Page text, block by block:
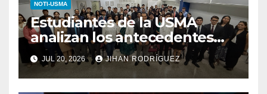
NOTI-USMA
Estudiantes de la USMA
analizan los antecedentes
del Derecho Romano junto a
diputada invitada
JUL 20, 2026 JIHAN RODRÍGUEZ